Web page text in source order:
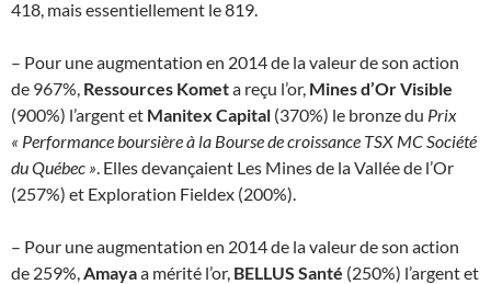
418, mais essentiellement le 819.
– Pour une augmentation en 2014 de la valeur de son action
de 967%, Ressources Kometa reçu l’or, Mines d’Or Visible
(900%) l’argent et Manitex Capital (370%) le bronze du Prix
« Performance boursière à la Bourse de croissance TSX MC Société
du Québec ». Elles devançaient Les Mines de la Vallée de l’Or
(257%) et Exploration Fieldex (200%).
– Pour une augmentation en 2014 de la valeur de son action
de 259%,Amayaa mérité l’or, BELLUS Santé (250%) l’argent et